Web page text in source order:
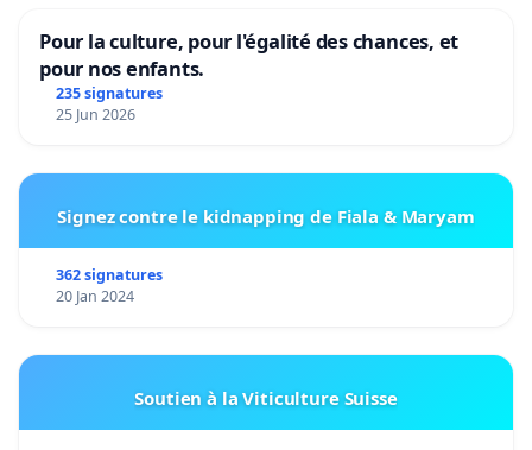
Pour la culture, pour l'égalité des chances, et
pour nos enfants.
235 signatures
25 Jun 2026
Signez contre le kidnapping de Fiala & Maryam
362 signatures
20 Jan 2024
Soutien à la Viticulture Suisse